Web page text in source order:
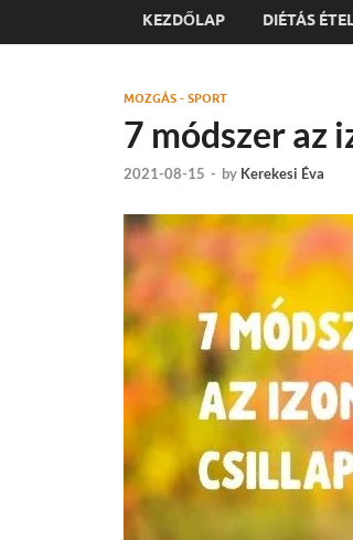
KEZDŐLAP DIÉTÁS
MOZGÁS - SPORT
7 módszer az
2021-08-15 - by Kerekesi Éva